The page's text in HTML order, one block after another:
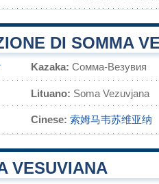
DI SOMMA
Kazaka: Сомма-Везувия
Lituano: Soma Vezuvjana
Cinese: 索姆马韦苏维亚纳
VESUVIANA